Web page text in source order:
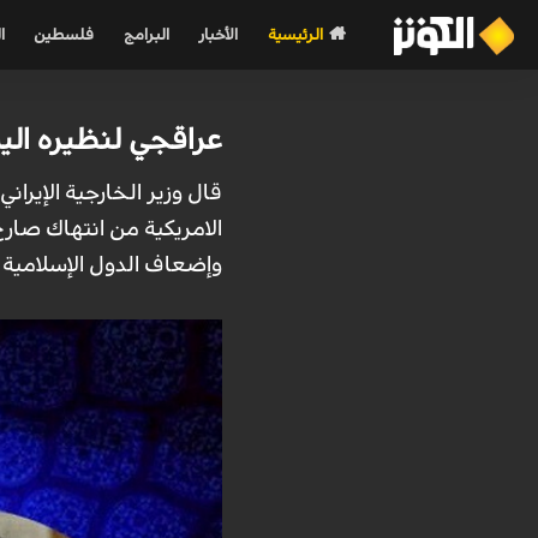
الرئيسية الأخبار البرامج فلسطين
عراقجي لنظيره
قال وزیر الخارجیة
الامريكية من انتهاك
وإضعاف الدول